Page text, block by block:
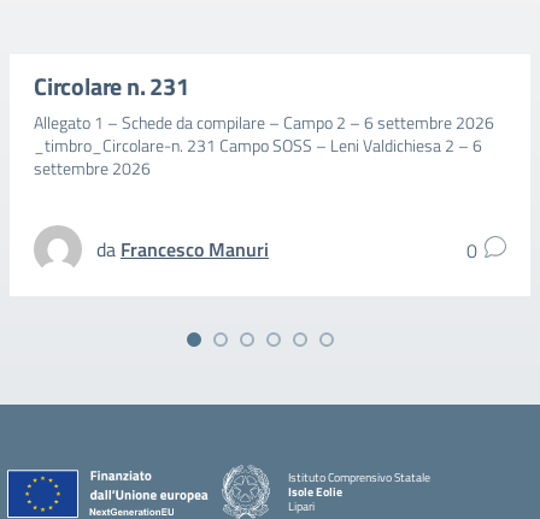
Circolare n. 231
Allegato 1 – Schede da compilare – Campo 2 – 6 settembre 2026
_timbro_Circolare-n. 231 Campo SOSS – Leni Valdichiesa 2 – 6
settembre 2026
da Francesco Manuri 0
Istituto Comprensivo Statale
Isole Eolie
Lipari